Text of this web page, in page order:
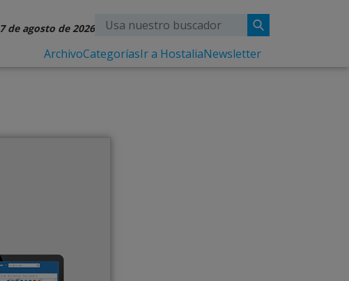
7 de agosto de 2026
ArchivoCategoríasIr a HostaliaNewsletter